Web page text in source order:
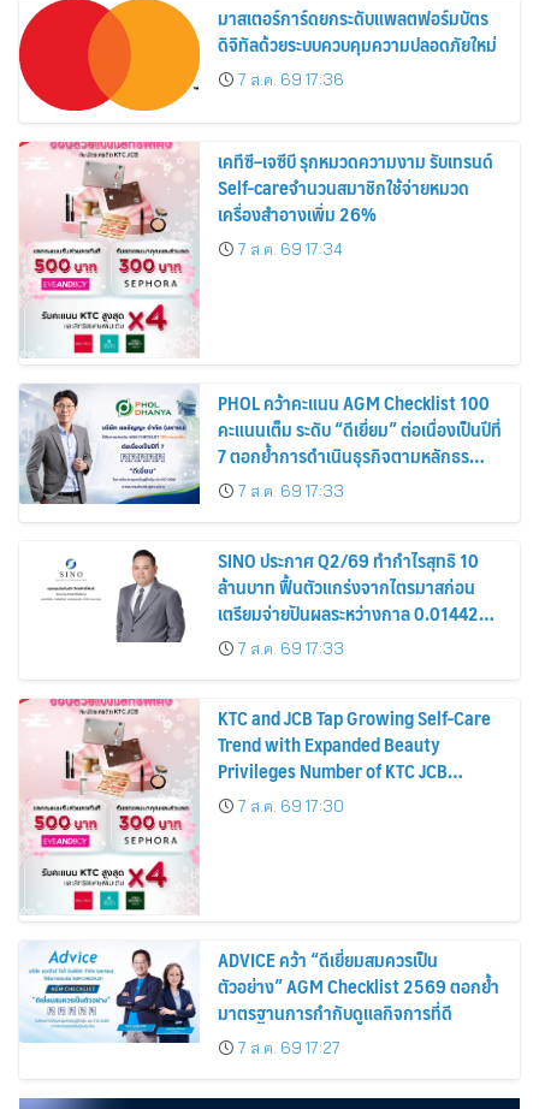
มาสเตอร์การ์ดยกระดับแพลตฟอร์มบัตร
ดิจิทัลด้วยระบบควบคุมความปลอดภัยใหม่
7 ส.ค. 69 17:36
เคทีซี–เจซีบี รุกหมวดความงาม รับเทรนด์
Self-careจำนวนสมาชิกใช้จ่ายหมวด
เครื่องสำอางเพิ่ม 26%
7 ส.ค. 69 17:34
PHOL คว้าคะแนน AGM Checklist 100
คะแนนเต็ม ระดับ “ดีเยี่ยม” ต่อเนื่องเป็นปีที่
7 ตอกย้ำการดำเนินธุรกิจตามหลักธร
รมาภิบาล โปร่งใส สร้างความเชื่อมั่นผู้ถือ
หุ้น
7 ส.ค. 69 17:33
SINO ประกาศ Q2/69 ทำกำไรสุทธิ 10
ล้านบาท ฟื้นตัวแกร่งจากไตรมาสก่อน
เตรียมจ่ายปันผลระหว่างกาล 0.014423
บาทต่อหุ้น ครึ่งปีหลังมุ่งเติบโตต่อเนื่อง
7 ส.ค. 69 17:33
KTC and JCB Tap Growing Self-Care
Trend with Expanded Beauty
Privileges Number of KTC JCB
Cardmembers Spending on
Cosmetics Rises 26%
7 ส.ค. 69 17:30
ADVICE คว้า “ดีเยี่ยมสมควรเป็น
ตัวอย่าง” AGM Checklist 2569 ตอกย้ำ
มาตรฐานการกำกับดูแลกิจการที่ดี
7 ส.ค. 69 17:27